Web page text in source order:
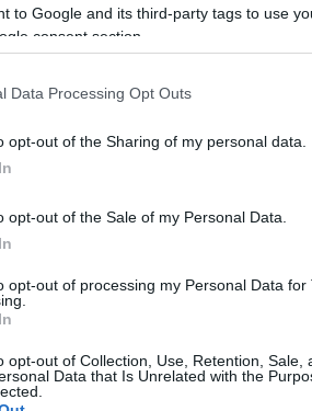
to Google and its third-party tags to use
consent section.
Data Processing Opt Outs
opt-out of the Sharing of my personal data.
opt-out of the Sale of my Personal Data.
opt-out of processing my Personal Data for
opt-out of Collection, Use, Retention, Sale,
Data that Is Unrelated with the
Copertura Estetica